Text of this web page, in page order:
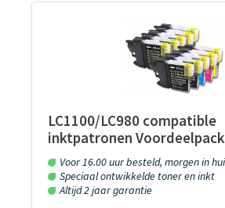
LC1100/LC980 compatible
inktpatronen
Voor 16.00 uur besteld, morgen in
Speciaal ontwikkelde toner en inkt
Altijd 2 jaar garantie